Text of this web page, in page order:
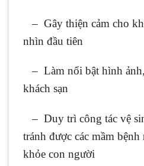
– Gây thiện cảm cho
nhìn đầu tiên
– Làm nổi bật hình
khách sạn
– Duy trì công tác vệ
tránh được các mầm
khỏe con người